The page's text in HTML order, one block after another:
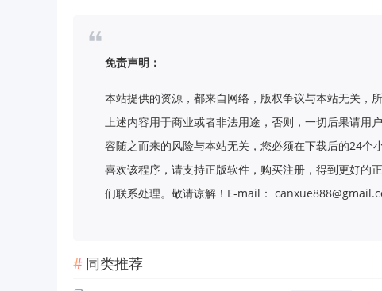
免责声明：
本站提供的资源，都来自网络，版权争议与本站无关，
上述内容用于商业或者非法用途，否则，一切后果请用
容随之而来的风险与本站无关，您必须在下载后的24
喜欢该程序，请支持正版软件，购买注册，得到更好的
们联系处理。敬请谅解！E-mail：
同类推荐